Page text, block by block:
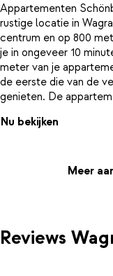
Appartementen
rustige locatie in
centrum en op 800
je in ongeveer 10
meter van je
de eerste die van de
genieten. De
uitgeruste keuken en
avonden mee te
Nu bekijken
Meer
Reviews